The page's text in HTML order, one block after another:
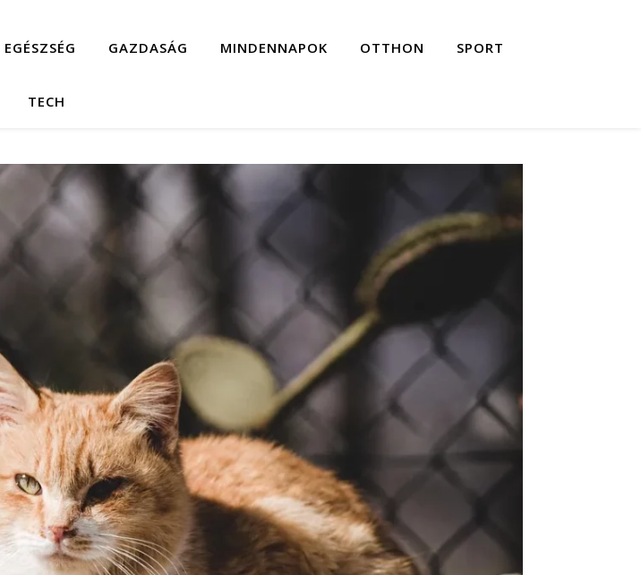
EGÉSZSÉG GAZDASÁG MINDENNAPOK OTTHON SPORT
TECH